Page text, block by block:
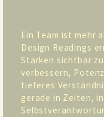
Ein Team ist mehr
Design Readings
Stärken sichtbar
verbessern,
tieferes
gerade in Zeiten,